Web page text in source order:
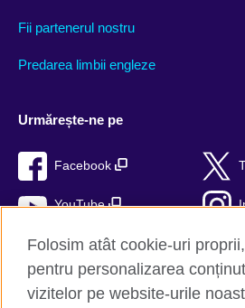
Fii partenerul nostru
Predarea limbii engleze
Urmărește-ne pe
Facebook
YouTube
TikTok
Folosim atât cookie-uri
pentru personalizarea
vizitelor pe website-urile